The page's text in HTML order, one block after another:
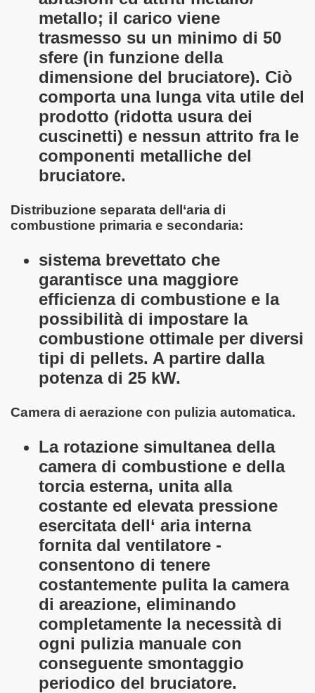
metallo; il carico viene
trasmesso su un minimo di 50
sfere (in funzione della
dimensione del bruciatore). Ciò
comporta una lunga vita utile del
prodotto (ridotta usura dei
cuscinetti) e nessun attrito fra le
componenti metalliche del
bruciatore.
Distribuzione separata dell‘aria di
combustione primaria e secondaria:
sistema brevettato che
garantisce una maggiore
efficienza di combustione e la
possibilità di impostare la
combustione ottimale per diversi
tipi di pellets. A partire dalla
potenza di 25 kW.
Camera di aerazione con pulizia automatica.
La rotazione simultanea della
camera di combustione e della
torcia esterna, unita alla
costante ed elevata pressione
esercitata dell‘ aria interna
fornita dal ventilatore -
consentono di tenere
costantemente pulita la camera
di areazione, eliminando
completamente la necessità di
ogni pulizia manuale con
conseguente smontaggio
periodico del bruciatore.